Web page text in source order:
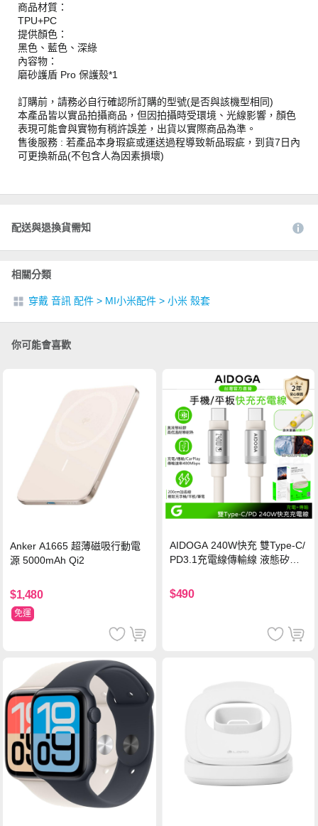
商品材質：
TPU+PC
提供顏色：
黑色、藍色、深綠
內容物：
磨砂護盾 Pro 保護殼*1
訂購前，請務必自行確認所訂購的型號(是否與該機型相同)
本產品皆以實品拍攝商品，但因拍攝時受環境、光線影響，顏色
表現可能會與實物有稍許誤差，出貨以實際商品為準。
售後服務 : 若產品本身瑕疵或運送過程導致新品瑕疵，到貨7日內
可更換新品(不包含人為因素損壞)
配送與退換貨需知
相關分類
穿戴 音訊 配件 > MI小米配件 > 小米 殼套
你可能會喜歡
Anker A1665 超薄磁吸行動電
源 5000mAh Qi2
$1,480
免運
AIDOGA 240W快充 雙Type-C/
PD3.1充電線傳輸線 液態矽膠
機/平板/筆電
$490